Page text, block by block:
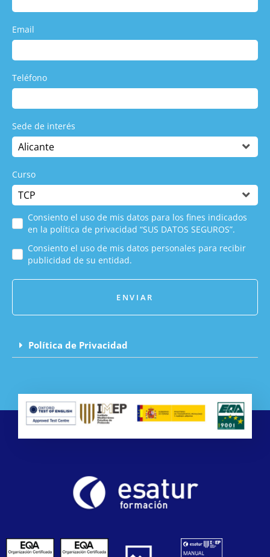
Email
Teléfono
Sede de interés
Curso
Consiento el uso de mis datos para los fines indicados
en la política de privacidad “SUS DATOS SEGUROS”.
Consiento el uso de mis datos personales para recibir
publicidad de su entidad.
ENVIAR
Política de Privacidad